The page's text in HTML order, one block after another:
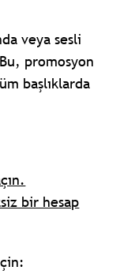
veya sesli
promosyon
başlıklarda
bir hesap